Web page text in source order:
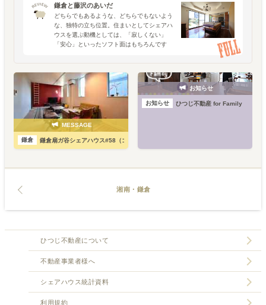
鎌倉と藤沢のあいだ
どちらでもあるような、どちらでもないよう
な、独特の立ち位置。住まいとしてシェアハ
ウスを選ぶ動機としては、「寂しくない」
「安心」といったソフト面はもちろんです
華」といったハード的な面も見逃せないとこ
ろ。ひとり暮らしでは住めな
MESSAGE
鎌倉 鎌倉扇ガ谷シェアハウス#58（ゴーヤ邸）
お知らせ
お知らせ ひつじ不動産 for Family
湘南・鎌倉
ひつじ不動産について
不動産事業者様へ
シェアハウス統計資料
利用規約